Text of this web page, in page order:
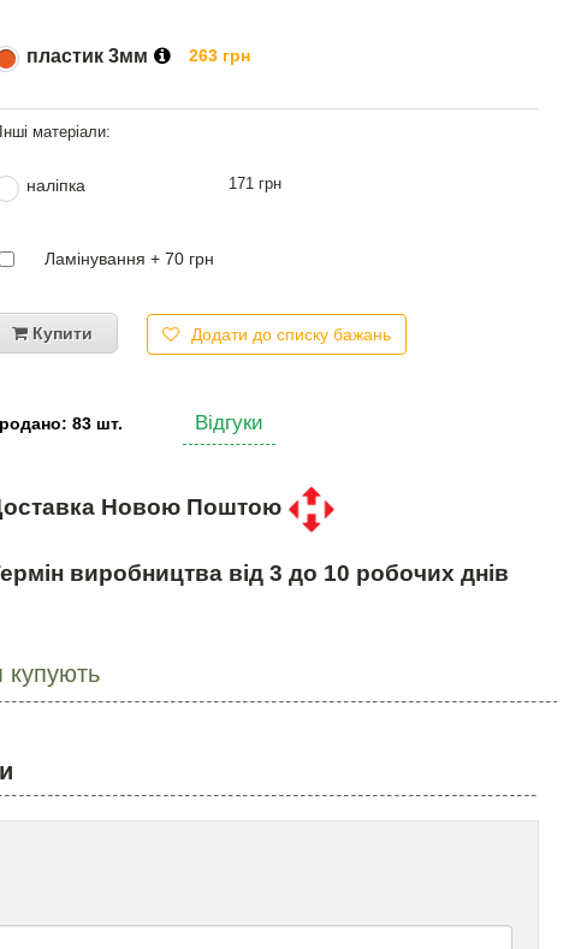
пластик 3мм 263 грн
наліпка 171 грн
Ламінування + 70 грн
Купити Додати до списку бажань
83 шт. Відгуки
Новою Поштою
виробництва від 3 до 10 робочих днів